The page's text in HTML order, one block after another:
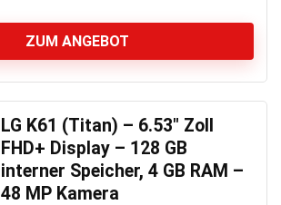
ZUM ANGEBOT
LG K61 (Titan) – 6.53″ Zoll
FHD+ Display – 128 GB
interner Speicher, 4 GB RAM –
48 MP Kamera